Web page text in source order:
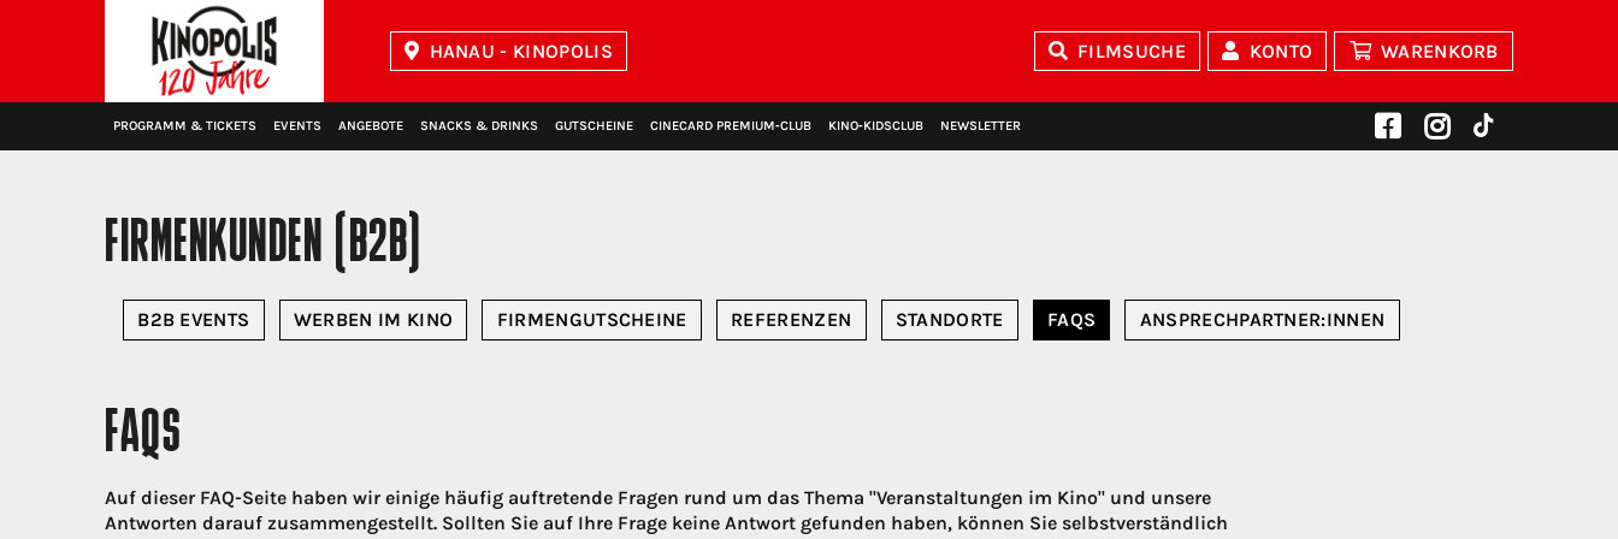
HANAU - KINOPOLIS FILMSUCHE KONTO WARENKORB
PROGRAMM & TICKETS EVENTS ANGEBOTE SNACKS & DRINKS GUTSCHEINE CINECARD PREMIUM‑CLUB KINO‑KIDSCLUB NEWSLETTER
FIRMENKUNDEN (B2B)
B2B EVENTS WERBEN IM KINO FIRMENGUTSCHEINE REFERENZEN STANDORTE FAQS ANSPRECHPARTNER:INNEN
FAQS
Auf dieser FAQ-Seite haben wir einige häufig auftretende Fragen rund um das Thema "Veranstaltungen im Kino" und unsere
Antworten darauf zusammengestellt. Sollten Sie auf Ihre Frage keine Antwort gefunden haben, können Sie selbstverständlich